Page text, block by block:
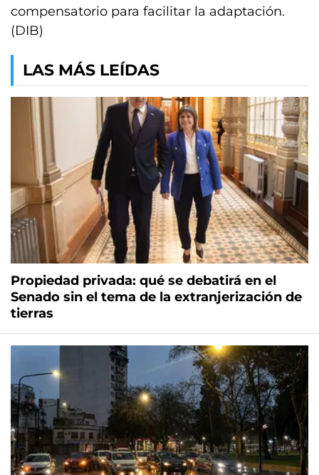
compensatorio para facilitar la adaptación.
(DIB)
LAS MÁS LEÍDAS
Propiedad privada: qué se debatirá en el
Senado sin el tema de la extranjerización de
tierras